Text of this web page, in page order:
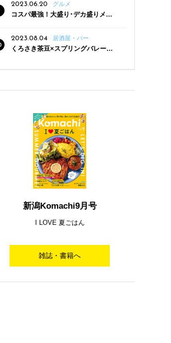
2023.06.20
グルメ
コスパ最強！大盛り･デカ盛りメニ
2023.08.04
居酒屋・バー
くろさき茶豆×スプリングバレー豊
新潟Komachi9月号
I LOVE 夏ごはん
雑誌・書籍へ